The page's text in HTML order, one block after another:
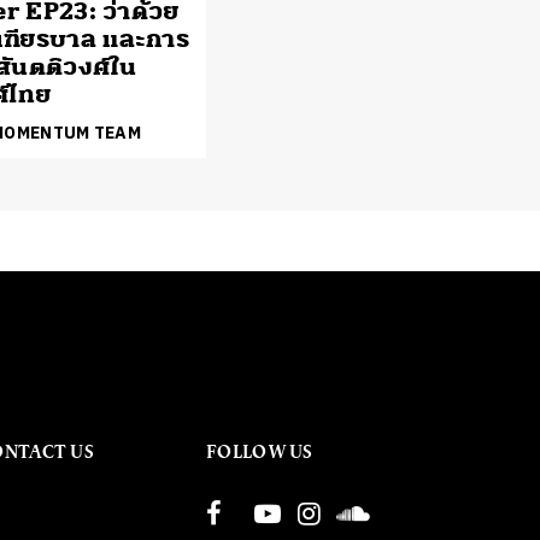
EP23: ว่าด้วย
ยรบาล และการ
นตติวงศ์ใน
ไทย
TEAM
US FOLLOW US